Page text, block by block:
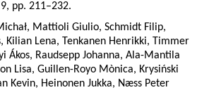
pp. 211–232.
Mattioli Giulio, Schmidt Filip,
Kilian Lena, Tenkanen Henrikki, Timmer
Ákos, Raudsepp Johanna, Ala-Mantila
Lisa, Guillen-Royo Mònica, Krysiński
Kevin, Heinonen Jukka, Næss Peter